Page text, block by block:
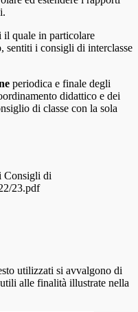
il quale in particolare
sentiti i consigli di interclasse
periodica e finale degli
didattico e dei
di classe con la sola
Consigli di
23.pdf
utilizzati si avvalgono di
alle finalità illustrate nella